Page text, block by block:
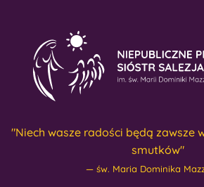
"Niech wasze radości będą zawsze
smutków"
św. Maria Dominika